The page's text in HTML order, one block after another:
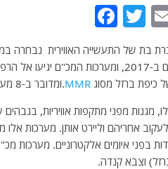
E
ai
l
T
itt
er
c
e
b
o
o
השנים הקרובות.
כיפת ברזל מסוג MMR.ומדובר ב-8 מערכות.
בפני איומים אלקטרוניים.
וצבא קנדה.